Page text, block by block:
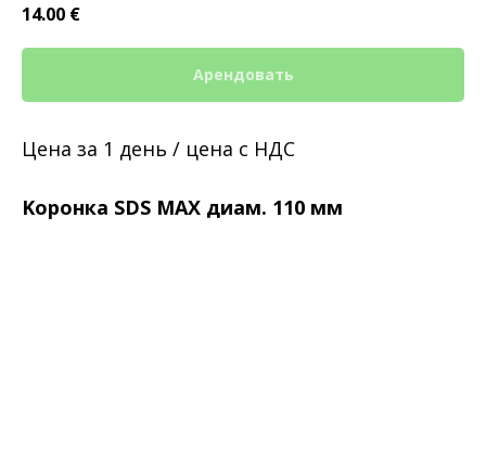
14.00 €
Арендовать
Цена за 1 день / цена с НДС
Kоронка SDS MAX диам. 110 мм